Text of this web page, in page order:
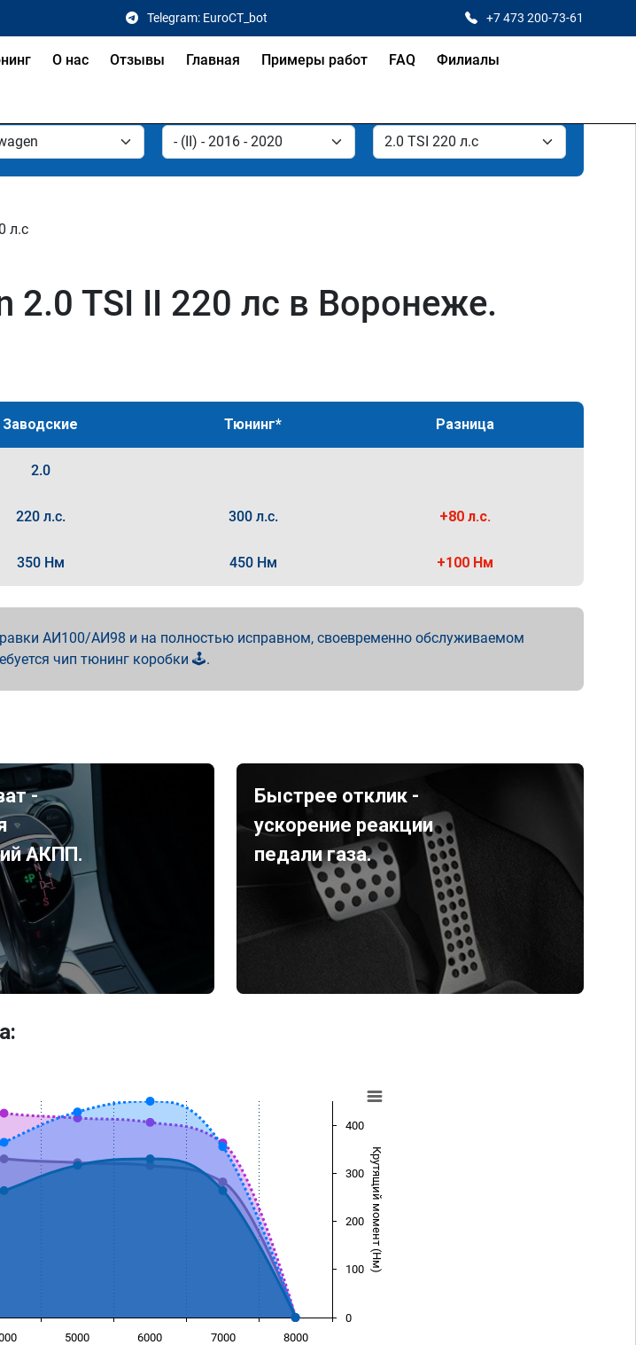
Telegram: EuroCT_bot +7 473 200-73-61
О нас Отзывы Главная Примеры работ FAQ Филиалы
л.с
2.0 TSI II 220 лс в Воронеже.
Заводские Тюнинг* Разница
2.0
220 л.с. 300 л.с. +80 л.с.
350 Нм 450 Нм +100 Нм
АИ100/АИ98 и на полностью исправном, своевременно обслуживаемом
чип тюнинг коробки 🕹️.
-
АКПП.
Быстрее отклик -
ускорение реакции
педали газа.
Крутящий момент (Нм)
5000 6000 7000 8000
0
100
200
300
400